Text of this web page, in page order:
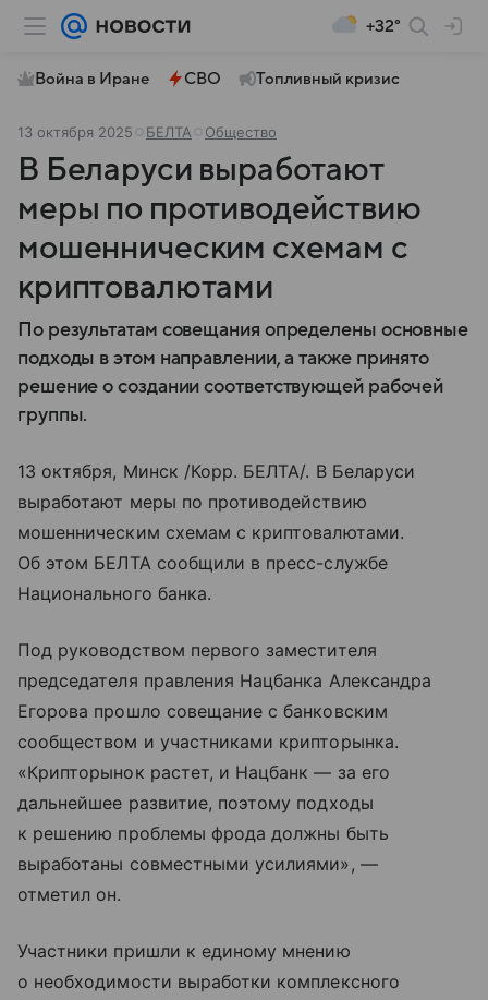
+32°
Война в Иране СВО Топливный кризис
13 октября 2025 БЕЛТА Общество
В Беларуси выработают
меры по противодействию
мошенническим схемам с
криптовалютами
По результатам совещания определены основные
подходы в этом направлении, а также принято
решение о создании соответствующей рабочей
группы.
13 октября, Минск /Корр. БЕЛТА/. В Беларуси
выработают меры по противодействию
мошенническим схемам с криптовалютами.
Об этом БЕЛТА сообщили в пресс-службе
Национального банка.
Под руководством первого заместителя
председателя правления Нацбанка Александра
Егорова прошло совещание с банковским
сообществом и участниками крипторынка.
«Крипторынок растет, и Нацбанк — за его
дальнейшее развитие, поэтому подходы
к решению проблемы фрода должны быть
выработаны совместными усилиями», —
отметил он.
Участники пришли к единому мнению
о необходимости выработки комплексного